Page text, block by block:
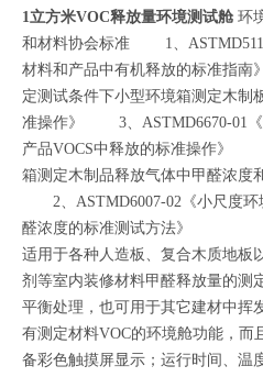
1立方米VOC释放量环境测试舱 环
和材料协会标准 1、
材料和产品中有机释放的标准指
定测试条件下小型环境箱测定木制
准操作》 3、ASTMD6670-01《
产品VOCS中释放的标准操作
箱测定木制品释放气体中甲醛浓度
2、ASTMD6007-02《小尺度环
醛浓度的标准测试方法》
适用于各种人造板、复合木质地板
剂等室内装修材料甲醛释放量的测
平衡处理，也可用于其它建材中挥
有测定材料VOC的环境舱功能，而
备彩色触摸屏显示；运行时间、温